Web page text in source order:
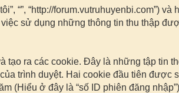
“”, “http://forum.vutruhuyenbi.com”) và
việc sử dụng những thông tin thu thập
tạo ra các cookie. Đây là những tập tin
trình duyệt. Hai cookie đầu tiên được
(Hiểu ở đây là “số ID phiên đăng